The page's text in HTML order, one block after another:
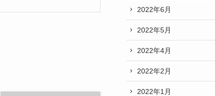
2022年6月
2022年5月
2022年4月
2022年2月
2022年1月